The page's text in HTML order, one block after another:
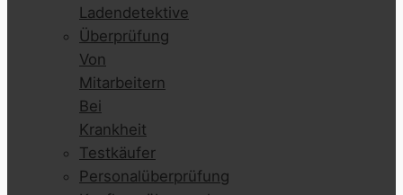
Ladendetektive
Überprüfung
Von
Mitarbeitern
Bei
Krankheit
Testkäufer
Personalüberprüfung